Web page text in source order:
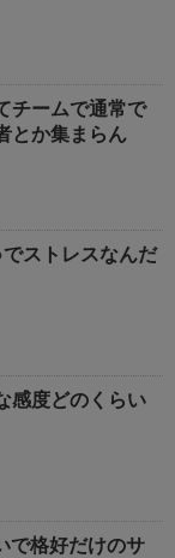
チームで通常で
とか集まらん
ストレスなんだ
感度どのくらい
で格好だけのサ